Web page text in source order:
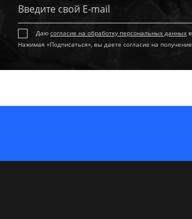
Даю согласие на обработку персональных данных
Нажимая «Подписаться», вы даете согласие на